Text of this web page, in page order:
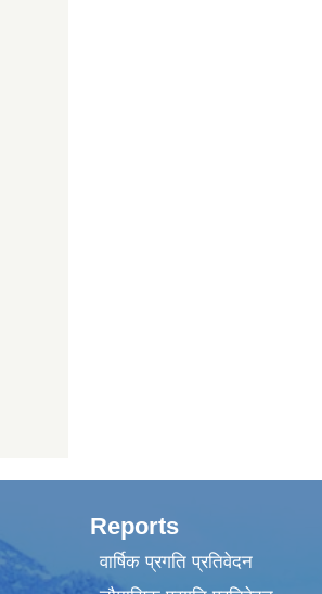
Reports
वार्षिक प्रगति प्रतिवेदन